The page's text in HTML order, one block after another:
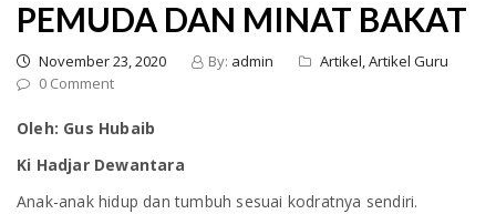
PEMUDA DAN MINAT BAKAT
November 23, 2020 By: admin Artikel,Artikel Guru
0 Comment
Oleh: Gus Hubaib
Ki Hadjar Dewantara
Anak-anak hidup dan tumbuh sesuai kodratnya sendiri.